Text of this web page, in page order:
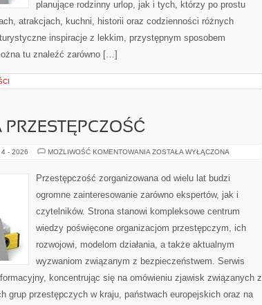
planujące rodzinny urlop, jak i tych, którzy po prostu
atrakcjach, kuchni, historii oraz codzienności różnych
inspiracje z lekkim, przystępnym sposobem
tu znaleźć zarówno […]
4 - 2026 MOŻLIWOŚĆ KOMENTOWANIA NOWOCZESNA
ZOSTAŁA WYŁĄCZONA
Przestępczość zorganizowana od wielu lat budzi
ogromne zainteresowanie zarówno ekspertów, jak i
czytelników. Strona stanowi kompleksowe centrum
wiedzy poświęcone organizacjom przestępczym, ich
rozwojowi, modelom działania, a także aktualnym
wyzwaniom związanym z bezpieczeństwem. Serwis
koncentrując się na omówieniu zjawisk związanych z
grup przestępczych w kraju, państwach europejskich oraz na